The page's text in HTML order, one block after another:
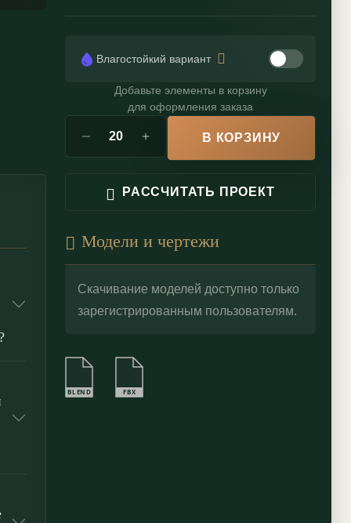
Влагостойкий вариант
Добавьте элементы в корзину
для оформления заказа
В КОРЗИНУ
РАССЧИТАТЬ ПРОЕКТ
Модели и чертежи
Скачивание моделей доступно только
зарегистрированным пользователям.
BLEND FBX